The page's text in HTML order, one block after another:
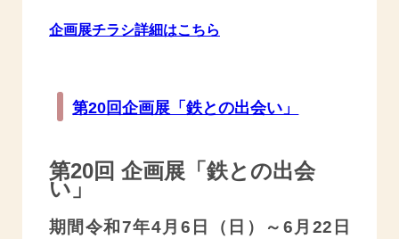
企画展チラシ詳細はこちら
第20回企画展「鉄との出会い」
第20回 企画展「鉄との出会
い」
期間令和7年4月6日（日）～6月22日